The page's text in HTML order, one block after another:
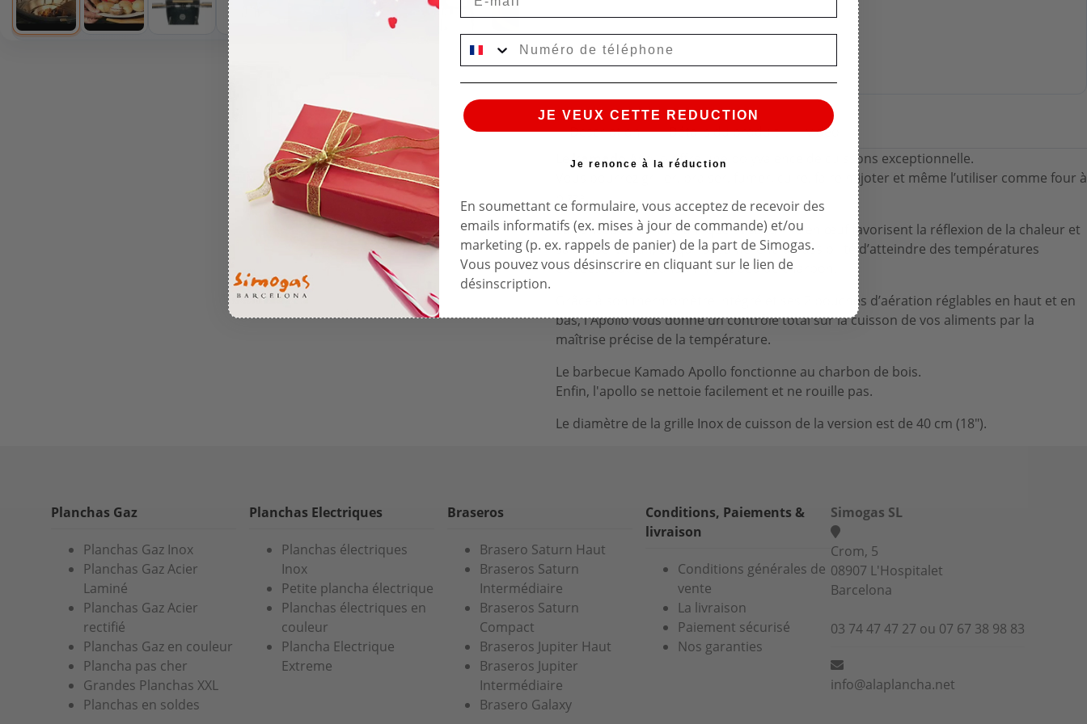
Description Détails du produit
video
LekamadoApollo offre une polyvalence de cuissons exceptionnelle.
Vous pourrez griller, braiser, fumer, cuire, faire mijoter et même l’utiliser comme four à
pizza.
Sa conception en céramique et sa forme en œuf favorisent la réflexion de la chaleur et
sa conservation, ce qui lui confèrent la possibilité d’atteindre des températures
élevées tout en consommant peu de charbon.
Grâce à son thermomètre intégré et ses 2 bouches d’aération réglables en haut et en
bas, l'Apollo vous donne un contrôle total sur la cuisson de vos aliments par la
maîtrise précise de la température.
Le barbecue Kamado Apollo fonctionne au charbon de bois.
Enfin, l'apollo se nettoie facilement et ne rouille pas.
Le diamètre de la grille Inox de cuisson de la version est de 40 cm (18").
Planchas Gaz
Planchas Gaz Inox
Planchas Gaz Acier
Laminé
Planchas Gaz Acier
rectifié
Planchas Gaz en couleur
Plancha pas cher
Grandes Planchas XXL
Planchas en soldes
Planchas Electriques
Planchas électriques
Inox
Petite plancha électrique
Planchas électriques en
couleur
Plancha Electrique
Extreme
Braseros
Brasero Saturn Haut
Braseros Saturn
Intermédiaire
Braseros Saturn
Compact
Braseros Jupiter Haut
Braseros Jupiter
Intermédiaire
Brasero Galaxy
Conditions, Paiements &
livraison
Conditions générales de
vente
La livraison
Paiement sécurisé
Nos garanties
Simogas SL
Crom, 5
08907 L'Hospitalet
Barcelona
03 74 47 47 27 ou 07 67 38 98 83
info@alaplancha.net
JE VEUX CETTE REDUCTION
Je renonce à la réduction
En soumettant ce formulaire, vous acceptez de recevoir des
emails informatifs (ex. mises à jour de commande) et/ou
marketing (p. ex. rappels de panier) de la part de Simogas.
Vous pouvez vous désinscrire en cliquant sur le lien de
désinscription.